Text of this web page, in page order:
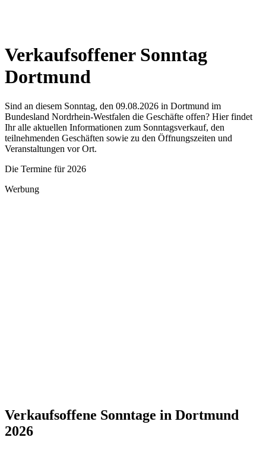
Verkaufsoffener Sonntag
Dortmund
Sind an diesem Sonntag, den 09.08.2026 in Dortmund im
Bundesland Nordrhein-Westfalen die Geschäfte offen? Hier findet
Ihr alle aktuellen Informationen zum Sonntagsverkauf, den
teilnehmenden Geschäften sowie zu den Öffnungszeiten und
Veranstaltungen vor Ort.
Die Termine für 2026
Werbung
Verkaufsoffene Sonntage in Dortmund
2026